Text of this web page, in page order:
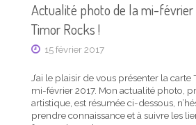
Actualité photo de la mi-août
Rocks !
J’ai le plaisir de vous présenter la
Rocks ! parue. Mon actualité photo,
artistique, est résumée ci-dessous,
Actualité photo de la mi-février
Timor Rocks !
15 février 2017
J’ai le plaisir de vous présenter la
mi-février 2017. Mon actualité photo,
artistique, est résumée ci-dessous,
prendre connaissance et à suivre les